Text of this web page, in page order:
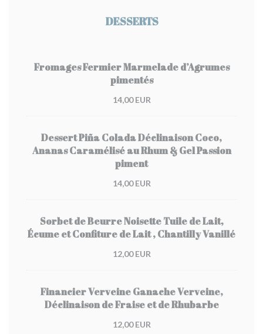
DESSERTS
Fromages Fermier Marmelade d’Agrumes
pimentés
14,00 EUR
Dessert Piña Colada Déclinaison Coco,
Ananas Caramélisé au Rhum & Gel Passion
piment
14,00 EUR
Sorbet de Beurre Noisette Tuile de Lait,
Écume et Confiture de Lait , Chantilly Vanillé
12,00 EUR
Financier Verveine Ganache Verveine,
Déclinaison de Fraise et de Rhubarbe
12,00 EUR